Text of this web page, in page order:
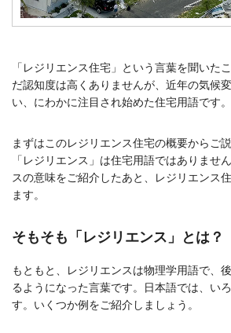
「レジリエンス住宅」という言葉を聞いた
だ認知度は高くありませんが、近年の気候
い、にわかに注目され始めた住宅用語です。
まずはこのレジリエンス住宅の概要からご
「レジリエンス」は住宅用語ではありませ
スの意味をご紹介したあと、レジリエンス
ます。
そもそも「レジリエンス」とは？
もともと、レジリエンスは物理学用語で、
るようになった言葉です。日本語では、い
す。いくつか例をご紹介しましょう。